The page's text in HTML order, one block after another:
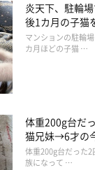
炎天下、駐輪
後1カ月の子猫
でツンデレなコ
マンションの駐輪
カ月ほどの子猫 …
体重200g台だ
猫兄妹→6才の
ほっこり！
体重200g台だった
族になって …